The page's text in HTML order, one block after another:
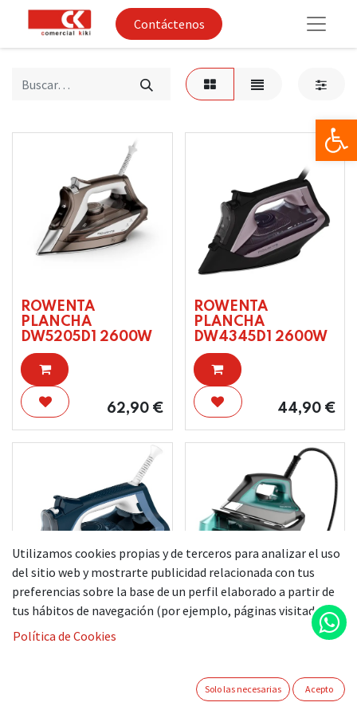
Contáctenos
ROWENTA
PLANCHA
DW5205D1 2600W
62,90€
ROWENTA
PLANCHA
DW4345D1 2600W
44,90 €
ROWENTA
PLANCHA
ROWENTA CENTRO
Utilizamos cookies propias y de terceros para analizar el uso
del sitio web y mostrarte publicidad relacionada con tus
preferencias sobre la base de un perfil elaborado a partir de
tus hábitos de navegación (por ejemplo, páginas visitadas).
Política de Cookies
Solo las necesarias Acepto